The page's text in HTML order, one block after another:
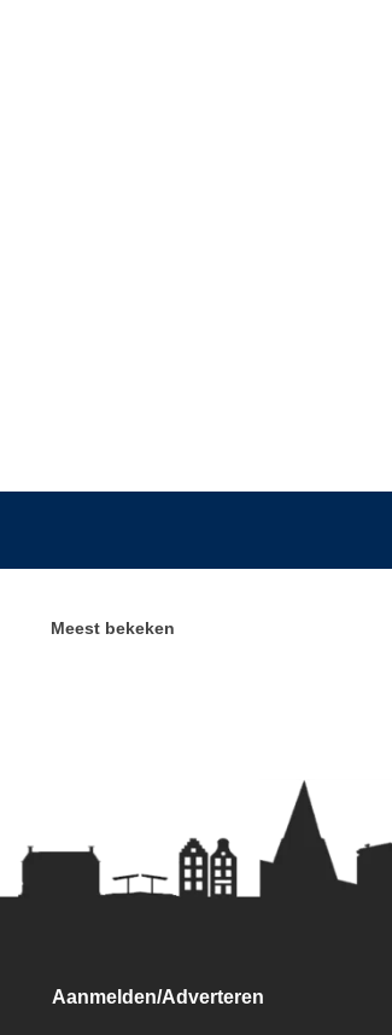
Meest bekeken
Aanmelden/Adverteren